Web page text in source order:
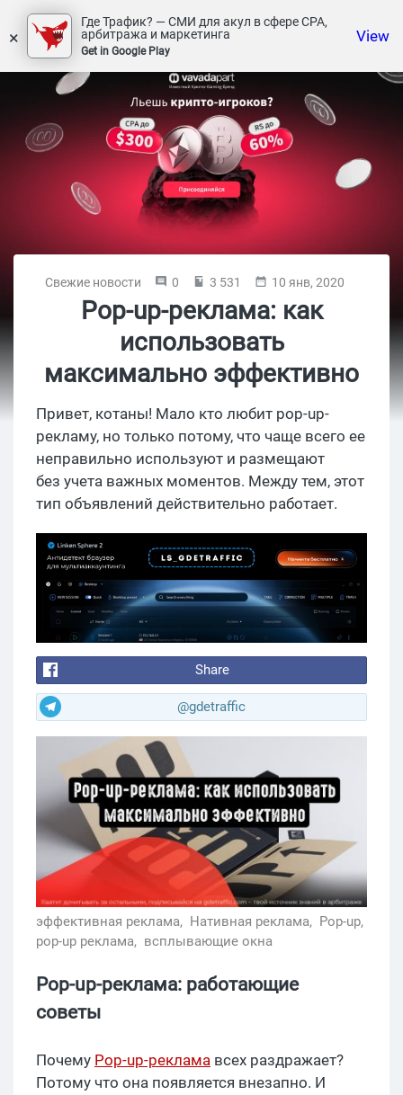
×
Где Трафик? — СМИ для акул в сфере СРА,
арбитража и маркетинга
Get in Google Play
View
Свежие новости 0 3 531 10 янв, 2020
Pop-up-реклама: как
использовать
максимально эффективно
Привет, котаны! Мало кто любит pop-up-
рекламу, но только потому, что чаще всего ее
неправильно используют и размещают
без учета важных моментов. Между тем, этот
тип объявлений действительно работает.
Share
@gdetraffic
эффективная реклама, Нативная реклама, Pop-up,
pop-up реклама, всплывающие окна
Pop-up-реклама: работающие
советы
Почему Pop-up-реклама всех раздражает?
Потому что она появляется внезапно. И